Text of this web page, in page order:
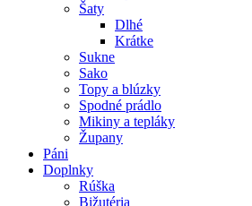
Šaty
Dlhé
Krátke
Sukne
Sako
Topy a blúzky
Spodné prádlo
Mikiny a tepláky
Župany
Páni
Doplnky
Rúška
Bižutéria